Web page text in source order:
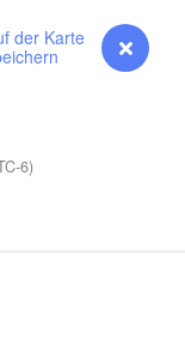
Vorhersage
6)